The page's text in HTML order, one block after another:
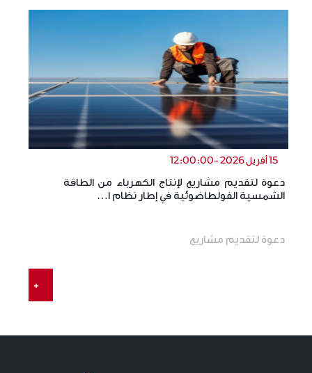
15 أفريل 2026 -12:00:00
دعوة لتقديم مشاريع لإنتاج الكهرباء من الطاقة
الشمسية الفولطاضوئية في إطار نظام ا…
دعوة لتقديم مشاريع
+